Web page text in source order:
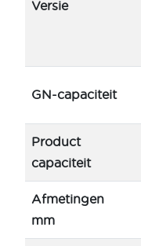
Versie
GN-capaciteit
Product
capaciteit
Afmetingen
mm